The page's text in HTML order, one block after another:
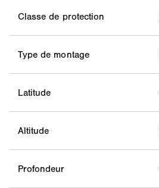
Classe de protection
Type de montage
Latitude
Altitude
Profondeur